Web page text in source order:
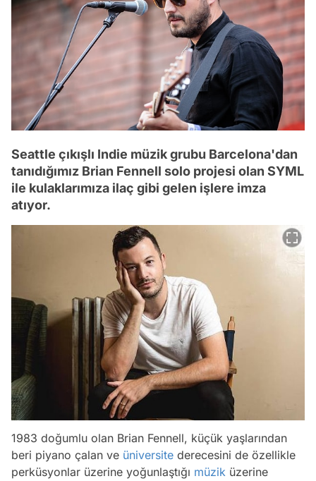
Seattle çıkışlı Indie müzik grubu Barcelona'dan
tanıdığımız Brian Fennell solo projesi olan SYML
ile kulaklarımıza ilaç gibi gelen işlere imza
atıyor.
1983 doğumlu olan Brian Fennell, küçük yaşlarından
beri piyano çalan ve üniversite derecesini de özellikle
perküsyonlar üzerine yoğunlaştığı müzik üzerine